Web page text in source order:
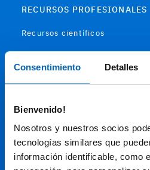
Consentimiento Detalles
Bienvenido!
Nosotros y nuestros socios
tecnologías similares que
información identificable, como
RECURSOS PROFESIONALES
Recursos científicos
Audiovisual
Espacio de Información Médica